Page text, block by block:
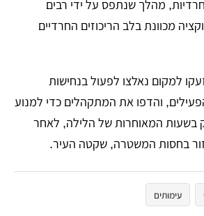
מהלך שנתפס על ידי רבים
מכוונת בלב הריכוזים החרדיים
למקום נאלצו לפעול בנחישות
והדפו את המתקהלים כדי למנוע
בשעות המאוחרות של הלילה, לאחר
בחסות המשטרה, שקטה העיר.
עימותים